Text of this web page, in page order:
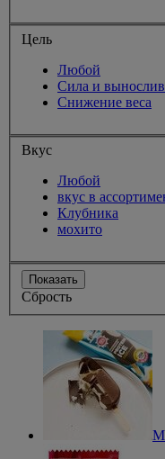
Цель
Любой
Сила и
Снижение веса
Вкус
Любой
вкус в
Клубника
мохито
Показать
Сбрость